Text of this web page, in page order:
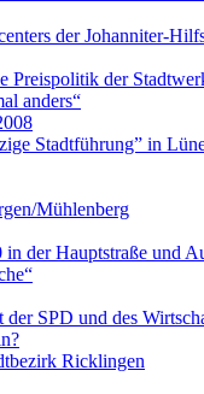
der Johanniter-
Preispolitik der
anders“
Stadtführung” in
Mühlenberg
der Hauptstraße und
SPD und des
Ricklingen